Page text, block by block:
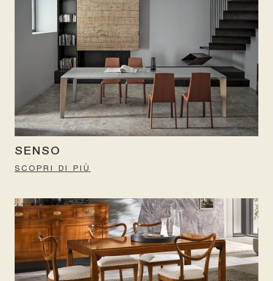
SENSO
SCOPRI DI PIÙ